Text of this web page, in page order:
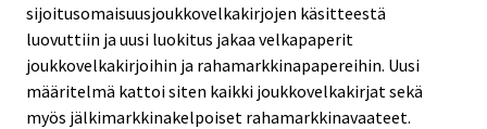
sijoitusomaisuusjoukkovelkakirjojen käsitteestä
luovuttiin ja uusi luokitus jakaa velkapaperit
joukkovelkakirjoihin ja rahamarkkinapapereihin. Uusi
määritelmä kattoi siten kaikki joukkovelkakirjat sekä
myös jälkimarkkinakelpoiset rahamarkkinavaateet.